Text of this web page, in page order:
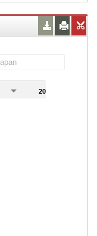
2013